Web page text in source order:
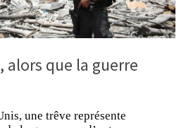
alors que la guerre
une trêve représente